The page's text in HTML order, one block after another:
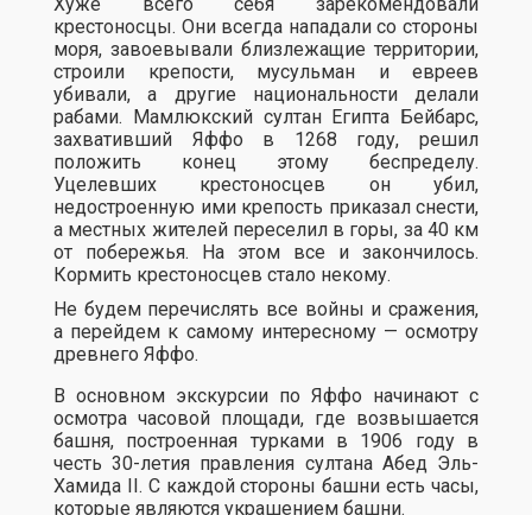
крестоносцы. Они всегда нападали со стороны
моря, завоевывали близлежащие территории,
строили крепости, мусульман и евреев
убивали, а другие национальности делали
рабами. Мамлюкский султан Египта Бейбарс,
захвативший Яффо в 1268 году, решил
положить конец этому беспределу.
Уцелевших крестоносцев он убил,
недостроенную ими крепость приказал снести,
а местных жителей переселил в горы, за 40 км
от побережья. На этом все и закончилось.
Кормить крестоносцев стало некому.
Не будем перечислять все войны и сражения,
а перейдем к самому интересному — осмотру
древнего Яффо.
В основном экскурсии по Яффо начинают с
осмотра часовой площади, где возвышается
башня, построенная турками в 1906 году в
честь 30-летия правления султана Абед Эль-
Хамида II. С каждой стороны башни есть часы,
которые являются украшением башни.